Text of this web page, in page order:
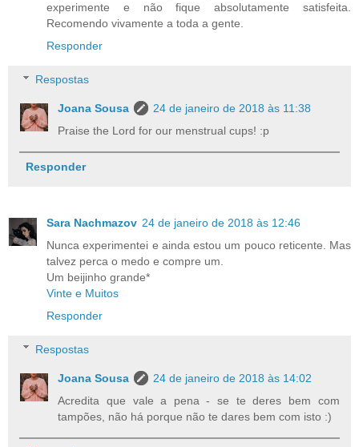
experimente e não fique absolutamente satisfeita.
Recomendo vivamente a toda a gente.
Responder
Respostas
Joana Sousa
24 de janeiro de 2018 às 11:38
Praise the Lord for our menstrual cups! :p
Responder
Sara Nachmazov 24 de janeiro de 2018 às 12:46
Nunca experimentei e ainda estou um pouco reticente. Mas
talvez perca o medo e compre um.
Um beijinho grande*
Vinte e Muitos
Responder
Respostas
Joana Sousa
24 de janeiro de 2018 às 14:02
Acredita que vale a pena - se te deres bem com
tampões, não há porque não te dares bem com isto :)